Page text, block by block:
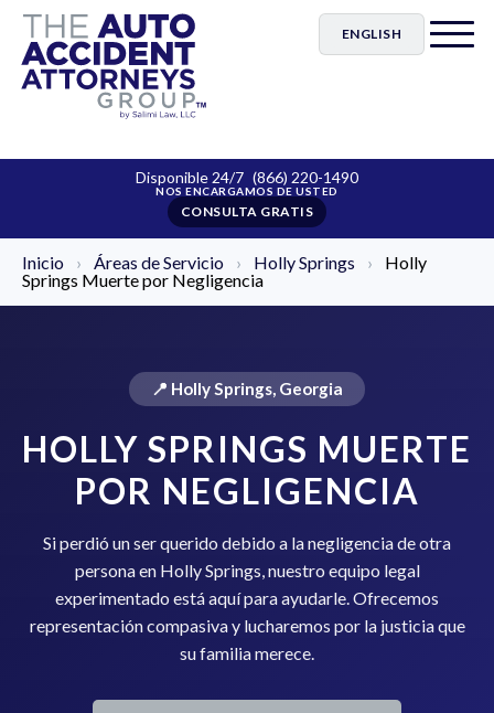
ENGLISH
Disponible 24/7 (866) 220-1490
CONSULTA GRATIS
Inicio › Áreas de Servicio › Holly Springs ›
Holly
Springs Muerte por Negligencia
📍 Holly Springs, Georgia
HOLLY SPRINGS MUERTE
POR NEGLIGENCIA
Si perdió un ser querido debido a la negligencia de otra
persona en Holly Springs, nuestro equipo legal
experimentado está aquí para ayudarle. Ofrecemos
representación compasiva y lucharemos por la justicia que
su familia merece.